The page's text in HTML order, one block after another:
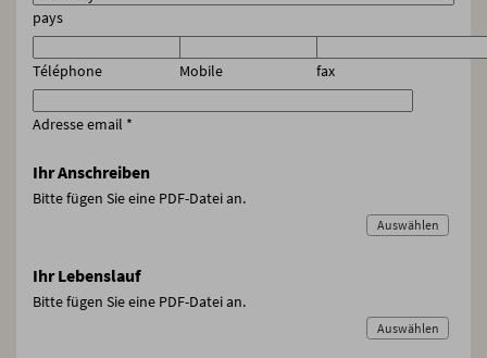
pays
Téléphone Mobile fax
Adresse email *
Ihr Anschreiben
Bitte fügen Sie eine PDF-Datei an.
Auswählen
Ihr Lebenslauf
Bitte fügen Sie eine PDF-Datei an.
Auswählen